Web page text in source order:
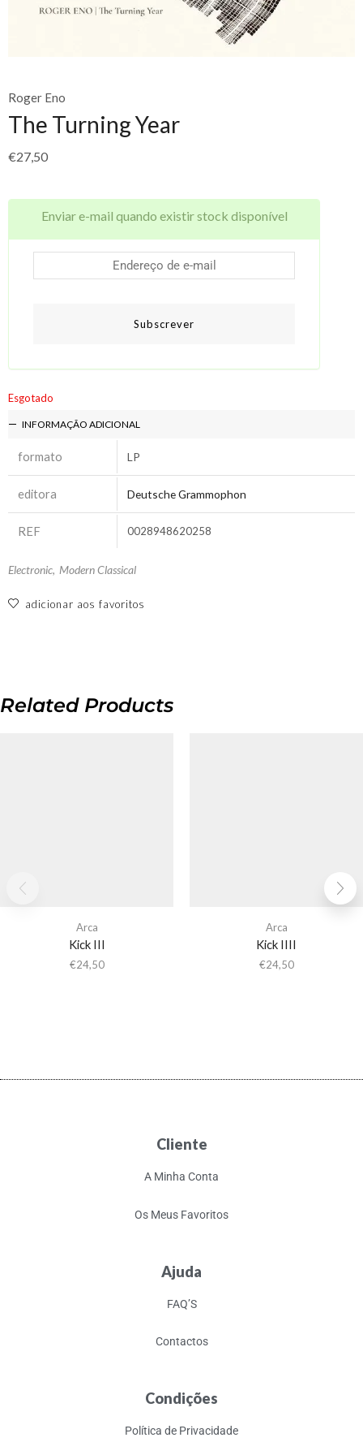
Roger Eno
The Turning Year
€27,50
Enviar e-mail quando existir stock disponível
Subscrever
Esgotado
INFORMAÇÃO ADICIONAL
formato LP
editora Deutsche Grammophon
REF 0028948620258
Electronic, Modern Classical
adicionar aos favoritos
Related Products
Arca
Kick III
€24,50
Arca
Kick IIII
€24,50
Cliente
A Minha Conta
Os Meus Favoritos
Ajuda
FAQ’S
Contactos
Condições
Política de Privacidade